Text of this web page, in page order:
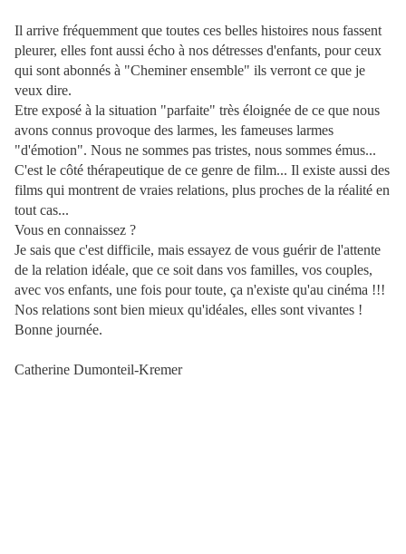
Il arrive fréquemment que toutes ces belles histoires nous fassent
pleurer, elles font aussi écho à nos détresses d'enfants, pour ceux
qui sont abonnés à "Cheminer ensemble" ils verront ce que je
veux dire.
Etre exposé à la situation "parfaite" très éloignée de ce que nous
avons connus provoque des larmes, les fameuses larmes
"d'émotion". Nous ne sommes pas tristes, nous sommes émus...
C'est le côté thérapeutique de ce genre de film... Il existe aussi des
films qui montrent de vraies relations, plus proches de la réalité en
tout cas...
Vous en connaissez ?
Je sais que c'est difficile, mais essayez de vous guérir de l'attente
de la relation idéale, que ce soit dans vos familles, vos couples,
avec vos enfants, une fois pour toute, ça n'existe qu'au cinéma !!!
Nos relations sont bien mieux qu'idéales, elles sont vivantes !
Bonne journée.
Catherine Dumonteil-Kremer